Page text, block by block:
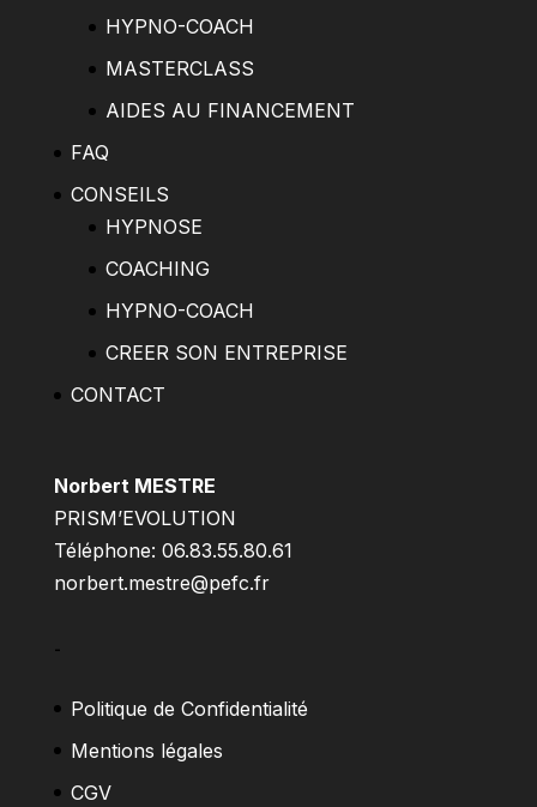
HYPNO-COACH
MASTERCLASS
AIDES AU FINANCEMENT
FAQ
CONSEILS
HYPNOSE
COACHING
HYPNO-COACH
CREER SON ENTREPRISE
CONTACT
Norbert MESTRE
PRISM’EVOLUTION
Téléphone: 06.83.55.80.61
norbert.mestre@pefc.fr
–
Politique de Confidentialité
Mentions légales
CGV